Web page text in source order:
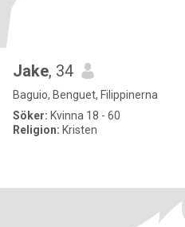
Jake, 34
Baguio, Benguet, Filippinerna
Söker: Kvinna 18 - 60
Religion: Kristen